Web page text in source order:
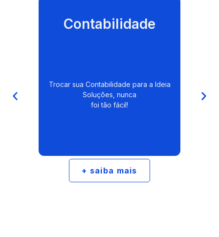
Contabilidade
Trocar sua Contabilidade para a Ideia
Soluções, nunca
foi tão fácil!
+ saiba mais